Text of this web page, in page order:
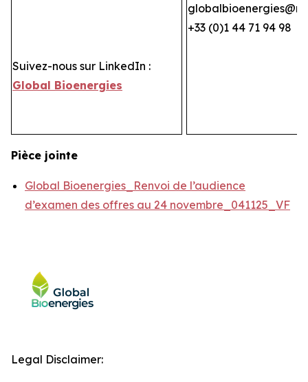
Suivez-nous sur LinkedIn :
Global Bioenergies
+33 (0)1 44 71 94 98
Pièce jointe
Global Bioenergies_Renvoi de l’audience
d’examen des offres au 24 novembre_041125_VF
Legal Disclaimer: